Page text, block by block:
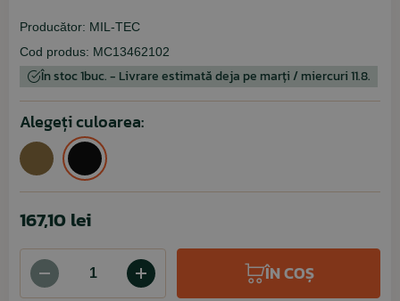
Producător: MIL-TEC
Cod produs: MC13462102
În stoc 1buc. - Livrare estimată deja pe marți / miercuri 11.8.
Alegeți culoarea:
167,10 lei
ÎN COȘ